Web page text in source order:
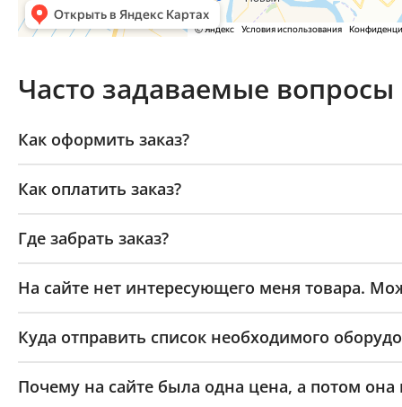
Часто задаваемые вопросы
Как оформить заказ?
Как оплатить заказ?
Где забрать заказ?
На сайте нет интересующего меня товара.
Куда отправить список необходимого
Почему на сайте была одна цена, а потом она